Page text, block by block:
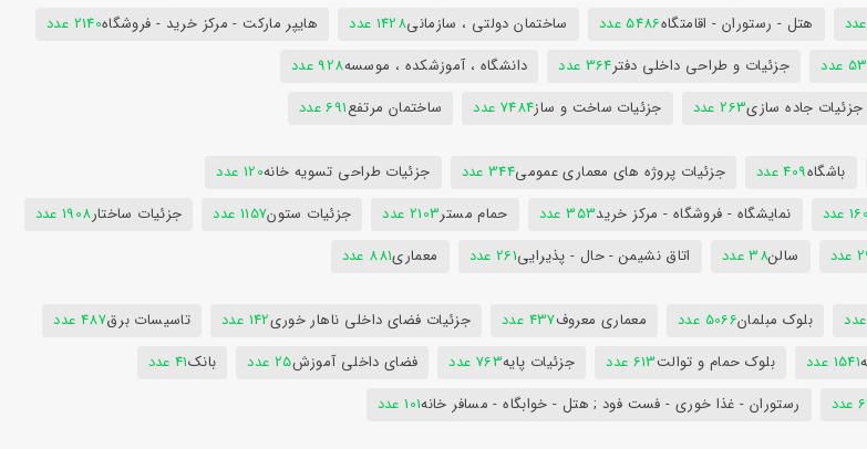
هتل - رستوران - اقامتگاه5486 عدد ساختمان دولتی ، سازمانی1428 عدد هایپر مارکت - مرکز خرید - فروشگاه2140 عدد
جزئیات و طراحی داخلی دفتر364 عدد دانشگاه ، آموزشکده ، موسسه928 عدد
جزئیات جاده سازی263 عدد جزئیات ساخت و ساز7484 عدد ساختمان مرتفع691 عدد
باشگاه409 عدد جزئیات پروژه های معماری عمومی344 عدد جزئیات طراحی تسویه خانه120 عدد
160 عدد نمایشگاه - فروشگاه - مرکز خرید353 عدد حمام مستر2103 عدد جزئیات ستون1157 عدد جزئیات ساختار1908 عدد
سالن38 عدد اتاق نشیمن - حال - پذیرایی261 عدد معماری881 عدد
بلوک مبلمان5066 عدد معماری معروف437 عدد جزئیات فضای داخلی ناهار خوری142 عدد تاسیسات برق487 عدد
1541 عدد بلوک حمام و توالت613 عدد جزئیات پایه763 عدد فضای داخلی آموزش25 عدد بانک41 عدد
رستوران - غذا خوری - فست فود ; هتل - خوابگاه - مسافر خانه101 عدد